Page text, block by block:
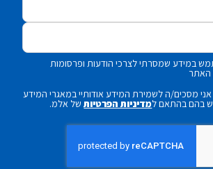
במידע שמסרתי לצרכי הודעות ופרסומות
האתר
מסכים/ה לשמירת המידע אודותיי במאגרי המידע
בהם בהתאם למדיניות הפרטיותשל אלמ.